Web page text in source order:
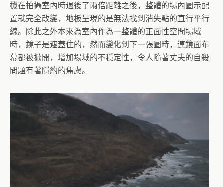
機在拍攝室內時退後了兩倍距離之後，整體的場內圖示配
置就完全改變，地板呈現的是無法找到消失點的直行平行
線。除此之外本來為室內作為一整體的正面性空間場域
時，鏡子是遮蓋住的，然而變化到下一張圖時，連鏡面布
幕都被掀開，增加場域的不穩定性，令人隨著丈夫的自殺
問題有著隱約的焦慮。